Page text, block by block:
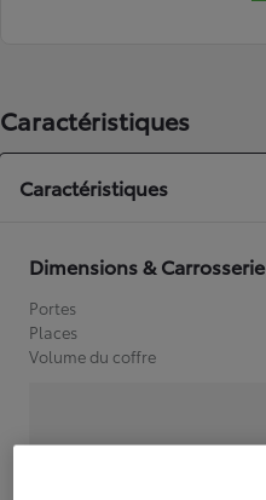
Caractéristiques
Caractéristiques
Dimensions & Carrosserie
Portes
Places
Volume du coffre